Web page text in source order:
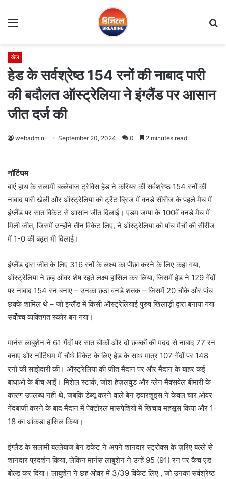
Menu
खेल
हेड के सर्वश्रेष्ठ 154 रनों की नाबाद पारी
की बदौलत ऑस्ट्रेलिया ने इंग्लैंड पर आसान
जीत दर्ज की
webadmin September 20, 2024 0 2 minutes read
नॉटिंघम
बाएं हाथ के सलामी बल्लेबाज ट्रैविस हेड ने करियर की सर्वश्रेष्ठ 154 रनों की
नाबाद पारी खेली और ऑस्ट्रेलिया को ट्रेंट ब्रिज में वनडे सीरीज के पहले मैच में
इंग्लैंड पर सात विकेट से आसान जीत दिलाई। एडम जम्पा के 100वें वनडे मैच में
मिली जीत, जिसमें उन्होंने तीन विकेट लिए, ने ऑस्ट्रेलिया को पांच मैचों की सीरीज
में 1-0 की बढ़त भी दिलाई।
इंग्लैंड द्वारा जीत के लिए 316 रनों के लक्ष्य का पीछा करने के लिए कहा गया,
ऑस्ट्रेलिया ने छह ओवर शेष रहते लक्ष्य हासिल कर लिया, जिसमें हेड ने 129 गेंदों
पर नाबाद 154 रन बनाए – उनका छठा वनडे शतक – जिसमें 20 चौके और पांच
छक्के शामिल थे – जो इंग्लैंड में किसी ऑस्ट्रेलियाई पुरुष खिलाड़ी द्वारा बनाया गया
सर्वोच्च व्यक्तिगत स्कोर बन गया।
मार्नस लाबुशेन ने 61 गेंदों पर सात चौकों और दो छक्कों की मदद से नाबाद 77 रन
बनाए और नॉटिंघम में चौथे विकेट के लिए हेड के साथ मात्र 107 गेंदों पर 148
रनों की साझेदारी की। ऑस्ट्रेलिया की जीत मैदान पर और मैदान के बाहर कई
बाधाओं के बीच आईं। मिशेल स्टार्क, जोश हेज़लवुड और ग्लेन मैक्सवेल बीमारी के
कारण उपलब्ध नहीं थे, जबकि डेब्यू करने वाले बेन ड्वारशुइस ने केवल चार ओवर
गेंदबाजी करने के बाद मैदान में पेक्टोरल मांसपेशियों में खिंचाव महसूस किया और 1-
18 का आंकड़ा हासिल किया।
इंग्लैंड के सलामी बल्लेबाज बेन डकेट ने अपने शानदार स्ट्रोक्स के ज़रिए बल्ले से
शानदार प्रदर्शन किया, लेकिन मार्नस लाबुशेन ने उन्हें 95 (91) रन पर कैच एंड
बोल्ड कर दिया। लाबुशेन ने छह ओवर में 3/39 विकेट लिए , जो उनका सर्वश्रेष्ठ